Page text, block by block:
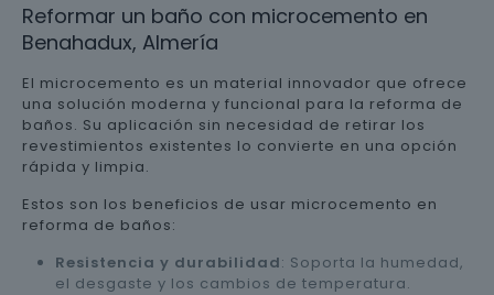
Reformar un baño con microcemento en
Benahadux, Almería
El microcemento es un material innovador que ofrece
una solución moderna y funcional para la reforma de
baños. Su aplicación sin necesidad de retirar los
revestimientos existentes lo convierte en una opción
rápida y limpia.
Estos son los beneficios de usar microcemento en
reforma de baños:
Resistencia y durabilidad: Soporta la humedad,
el desgaste y los cambios de temperatura.